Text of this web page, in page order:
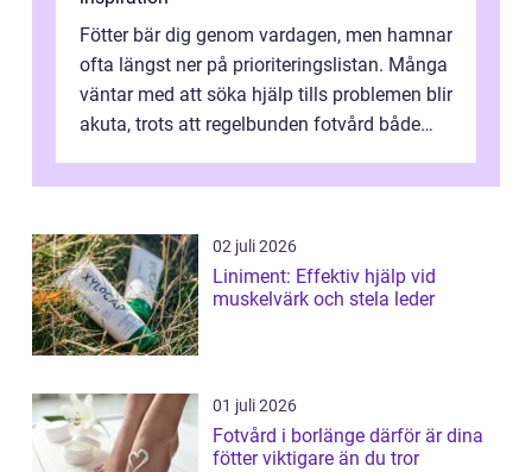
Fötter bär dig genom vardagen, men hamnar
ofta längst ner på prioriteringslistan. Många
väntar med att söka hjälp tills problemen blir
akuta, trots att regelbunden fotvård både
02 juli 2026
Liniment: Effektiv hjälp vid
muskelvärk och stela leder
01 juli 2026
Fotvård i borlänge därför är dina
fötter viktigare än du tror